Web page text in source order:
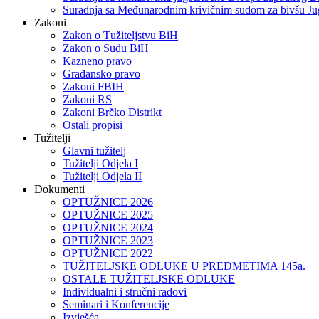
Suradnja sa Međunarodnim krivičnim sudom za bivšu
Zakoni
Zakon o Тužiteljstvu BiH
Zakon o Sudu BiH
Kazneno pravo
Građansko pravo
Zakoni FBIH
Zakoni RS
Zakoni Brčko Distrikt
Ostali propisi
Tužitelji
Glavni tužitelj
Tužitelji Odjela I
Tužitelji Odjela II
Dokumenti
OPTUŽNICE 2026
OPTUŽNICE 2025
OPTUŽNICE 2024
OPTUŽNICE 2023
OPTUŽNICE 2022
TUŽITELJSKE ODLUKE U PREDMETIMA 145a.
OSTALE TUŽITELJSKE ODLUKE
Individualni i stručni radovi
Seminari i Konferencije